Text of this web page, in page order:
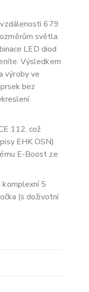
679
světla.
LED diod
Výsledkem
výroby ve
bez
112, což
EHK OSN).
E-Boost ze
komplexní 5
(s doživotní